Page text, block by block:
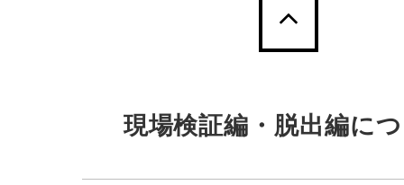
現場検証編・脱出編に